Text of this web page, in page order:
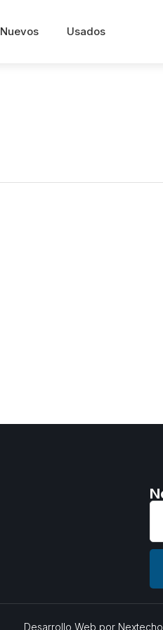
Nuevos Usados
Desarrollo Web por